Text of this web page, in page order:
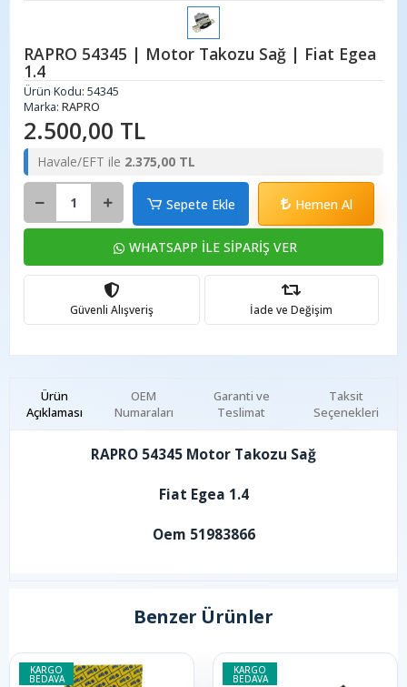
RAPRO 54345 | Motor Takozu Sağ | Fiat Egea
1.4
Ürün Kodu: 54345
Marka: RAPRO
2.500,00 TL
Havale/EFT ile 2.375,00 TL
Sepete Ekle Hemen Al
WHATSAPP İLE SİPARİŞ VER
Güvenli Alışveriş İade ve Değişim
Ürün
Açıklaması
Garanti ve
Teslimat
Taksit
Seçenekleri
OEM
Numaraları
RAPRO 54345 Motor Takozu Sağ
Fiat Egea 1.4
Oem 51983866
Benzer Ürünler
KARGO
BEDAVA
KARGO
BEDAVA